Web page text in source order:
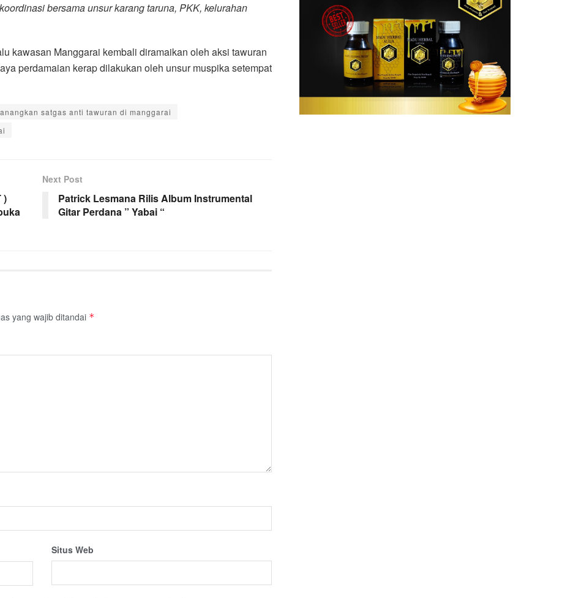
bersama unsur karang taruna, PKK, kelurahan
kawasan Manggarai kembali diramaikan oleh aksi tawuran
perdamaian kerap dilakukan oleh unsur muspika setempat
satgas anti tawuran di manggarai
)
Next Post
Patrick Lesmana Rilis Album Instrumental
Gitar Perdana ” Yabai “
yang wajib ditandai *
Situs Web